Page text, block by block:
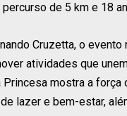
de 5 km e 18
Cruzetta, o evento
atividades que
mostra a força
lazer e bem-estar,